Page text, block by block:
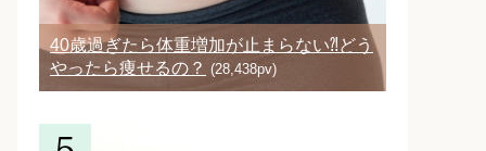
40歳過ぎたら体重増加が止まらない⁈どう
やったら痩せるの？ (28,438pv)